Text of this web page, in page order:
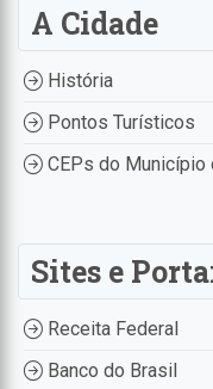
A Cidade
História
Pontos Turísticos
CEPs do Município
Sites e
Receita Federal
Banco do Brasil